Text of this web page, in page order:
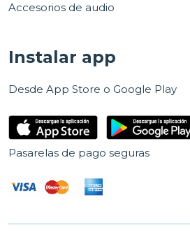
Accesorios de audio
Instalar app
Desde App Store o Google Play
Pasarelas de pago seguras